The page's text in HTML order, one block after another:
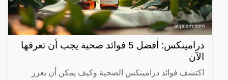
درامينكس: أفضل 5 فوائد صحية يجب أن تعرفها
الآن
اكتشف فوائد درامينكس الصحية وكيف يمكن أن يعزز